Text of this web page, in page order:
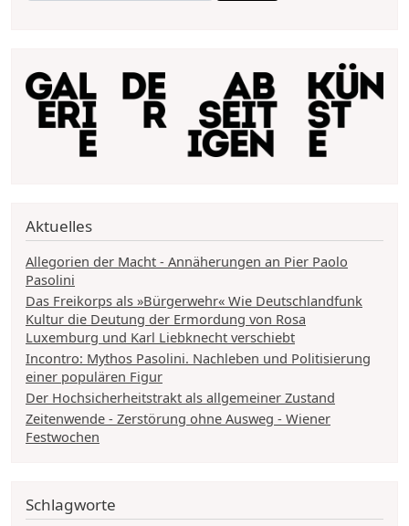
Aktuelles
Allegorien der Macht - Annäherungen an Pier Paolo
Pasolini
Das Freikorps als »Bürgerwehr« Wie Deutschlandfunk
Kultur die Deutung der Ermordung von Rosa
Luxemburg und Karl Liebknecht verschiebt
Incontro: Mythos Pasolini. Nachleben und Politisierung
einer populären Figur
Der Hochsicherheitstrakt als allgemeiner Zustand
Zeitenwende - Zerstörung ohne Ausweg - Wiener
Festwochen
Schlagworte